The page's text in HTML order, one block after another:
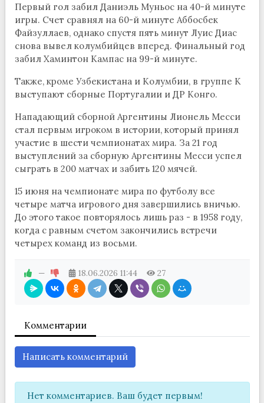
Первый гол забил Даниэль Муньос на 40-й минуте
игры. Счет сравнял на 60-й минуте Аббосбек
Файзуллаев, однако спустя пять минут Луис Диас
снова вывел колумбийцев вперед. Финальный год
забил Хаминтон Кампас на 99-й минуте.
Также, кроме Узбекистана и Колумбии, в группе К
выступают сборные Португалии и ДР Конго.
Нападающий сборной Аргентины Лионель Месси
стал первым игроком в истории, который принял
участие в шести чемпионатах мира. За 21 год
выступлений за сборную Аргентины Месси успел
сыграть в 200 матчах и забить 120 мячей.
15 июня на чемпионате мира по футболу все
четыре матча игрового дня завершились вничью.
До этого такое повторялось лишь раз - в 1958 году,
когда с равным счетом закончились встречи
четырех команд из восьми.
— 18.06.2026 11:44 27
Комментарии
Написать комментарий
Нет комментариев. Ваш будет первым!